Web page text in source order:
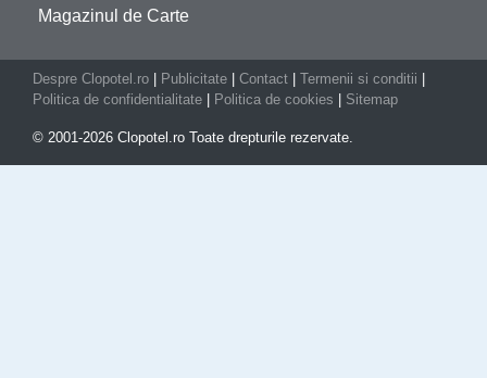
Magazinul de Carte
Despre Clopotel.ro Publicitate Contact Termenii si conditii
Politica de confidentialitate
Politica de cookies Sitemap
© 2001-2026 Clopotel.ro Toate drepturile rezervate.